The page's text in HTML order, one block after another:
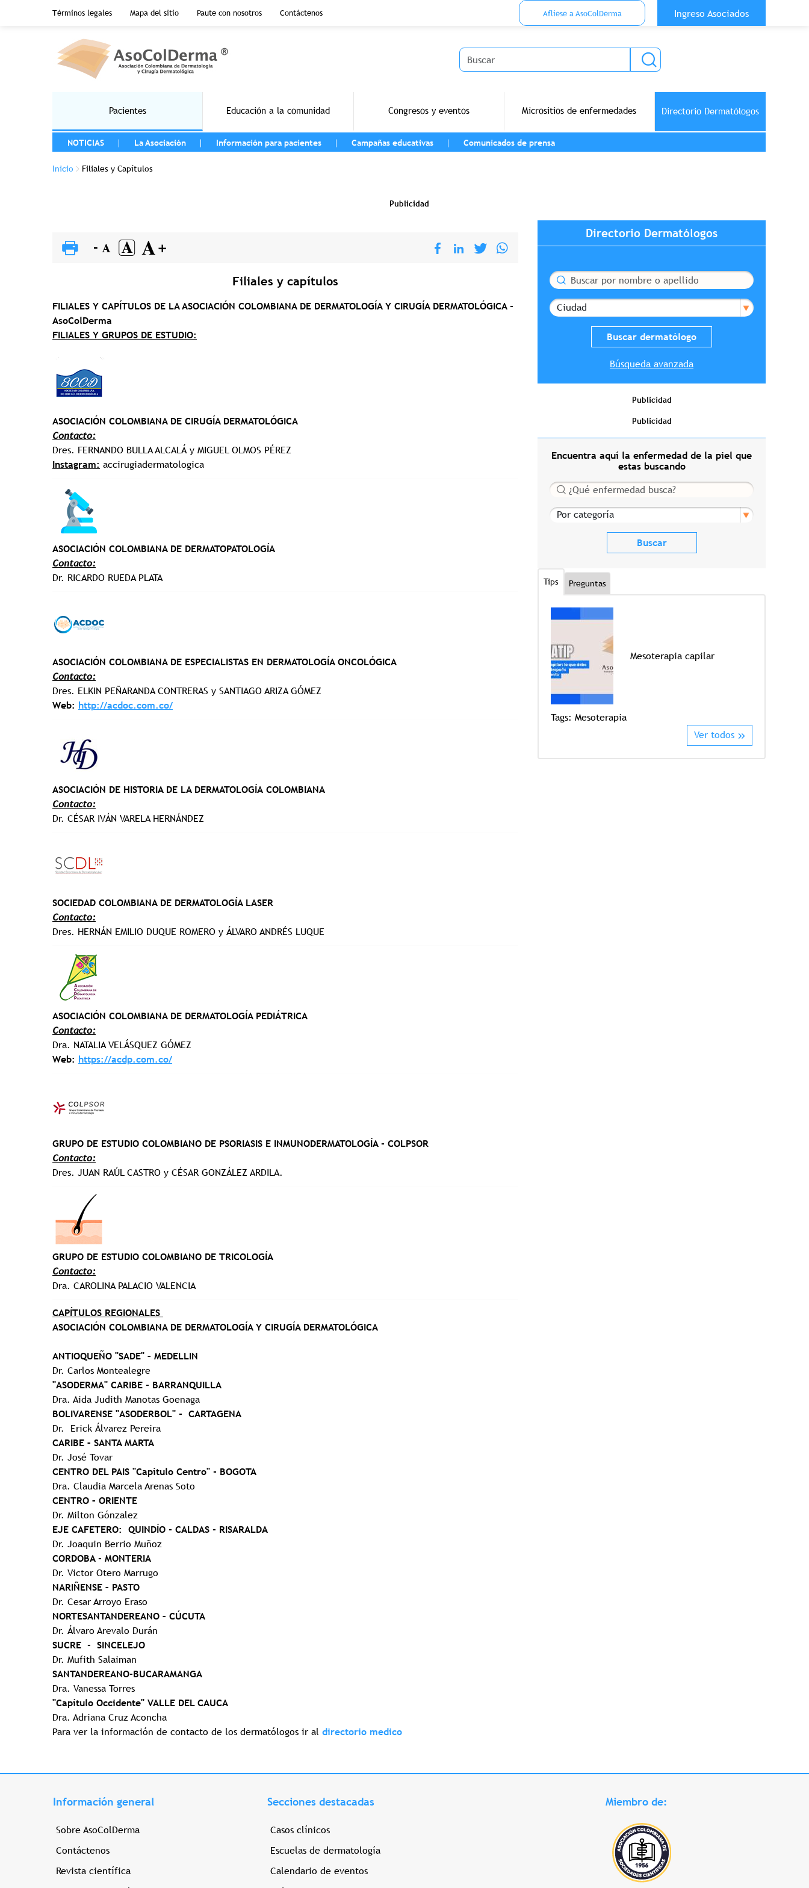
Pasar al contenido principal
Términos legales
Mapa del sitio Paute con nosotros Contáctenos
Menu Top Anónimo
Aflíese a AsoColDerma
Ingreso Asociados
Buscar
Pacientes Educación a la comunidad Congresos y eventos Micrositios de enfermedades Directorio Dermatólogos
MENU LEFT
NOTICIAS
La Asociación Información para pacientes Campañas educativas Comunicados de prensa
Sobrescribir enlaces de ayuda a la navegación
Inicio Filiales y Capítulos
Publicidad
Filiales y capítulos
FILIALES Y CAPÍTULOS DE LA ASOCIACIÓN COLOMBIANA DE DERMATOLOGÍA Y CIRUGÍA DERMATOLÓGICA -
AsoColDerma
FILIALES Y GRUPOS DE ESTUDIO:
ASOCIACIÓN COLOMBIANA DE CIRUGÍA DERMATOLÓGICA
Contacto:
Dres. FERNANDO BULLA ALCALÁ y MIGUEL OLMOS PÉREZ
Instagram: accirugiadermatologica
ASOCIACIÓN COLOMBIANA DE DERMATOPATOLOGÍA
Contacto:
Dr. RICARDO RUEDA PLATA
ASOCIACIÓN COLOMBIANA DE ESPECIALISTAS EN DERMATOLOGÍA ONCOLÓGICA
Contacto:
Dres. ELKIN PEÑARANDA CONTRERAS y SANTIAGO ARIZA GÓMEZ
Web: http://acdoc.com.co/
ASOCIACIÓN DE HISTORIA DE LA DERMATOLOGÍA COLOMBIANA
Contacto:
Dr. CÉSAR IVÁN VARELA HERNÁNDEZ
SOCIEDAD COLOMBIANA DE DERMATOLOGÍA LASER
Contacto:
Dres. HERNÁN EMILIO DUQUE ROMERO y ÁLVARO ANDRÉS LUQUE
ASOCIACIÓN COLOMBIANA DE DERMATOLOGÍA PEDIÁTRICA
Contacto:
Dra. NATALIA VELÁSQUEZ GÓMEZ
Web: https://acdp.com.co/
GRUPO DE ESTUDIO COLOMBIANO DE PSORIASIS E INMUNODERMATOLOGÍA - COLPSOR
Contacto:
Dres. JUAN RAÚL CASTRO y CÉSAR GONZÁLEZ ARDILA.
GRUPO DE ESTUDIO COLOMBIANO DE TRICOLOGÍA
Contacto:
Dra. CAROLINA PALACIO VALENCIA
CAPÍTULOS REGIONALES
ASOCIACIÓN COLOMBIANA DE DERMATOLOGÍA Y CIRUGÍA DERMATOLÓGICA
ANTIOQUEÑO "SADE" – MEDELLIN
Dr. Carlos Montealegre
"ASODERMA" CARIBE - BARRANQUILLA
Dra. Aida Judith Manotas Goenaga
BOLIVARENSE "ASODERBOL" - CARTAGENA
Dr. Erick Álvarez Pereira
CARIBE – SANTA MARTA
Dr. José Tovar
CENTRO DEL PAIS "Capítulo Centro" - BOGOTA
Dra. Claudia Marcela Arenas Soto
CENTRO – ORIENTE
Dr. Milton Gónzalez
EJE CAFETERO: QUINDÍO - CALDAS - RISARALDA
Dr. Joaquin Berrio Muñoz
CORDOBA - MONTERIA
Dr. Victor Otero Marrugo
NARIÑENSE – PASTO
Dr. Cesar Arroyo Eraso
NORTESANTANDEREANO – CÚCUTA
Dr. Álvaro Arevalo Durán
SUCRE - SINCELEJO
Dr. Mufith Salaiman
SANTANDEREANO-BUCARAMANGA
Dra. Vanessa Torres
"Capítulo Occidente" VALLE DEL CAUCA
Dra. Adriana Cruz Aconcha
Para ver la información de contacto de los dermatólogos ir al directorio medico
Directorio Dermatólogos
Buscar
Ciudad
Búsqueda avanzada
Publicidad
Publicidad
Encuentra aquí la enfermedad de la piel que
estas buscando
Buscar
Por categoría
Tips Preguntas
Mesoterapia capilar
Tags: Mesoterapia
Ver todos
Información general
Sobre AsoColDerma
Contáctenos
Revista científica
Secciones destacadas
Casos clínicos
Escuelas de dermatología
Calendario de eventos
Miembro de: